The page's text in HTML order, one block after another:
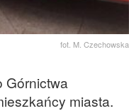
fot. M. Czechowska
Górnictwa
miasta.